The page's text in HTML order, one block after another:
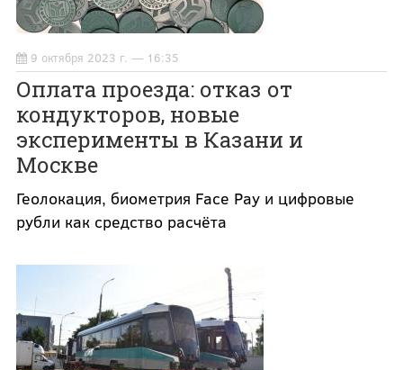
9 октября 2023 г. — 16:35
Оплата проезда: отказ от
кондукторов, новые
эксперименты в Казани и
Москве
Геолокация, биометрия Face Pay и цифровые
рубли как средство расчёта